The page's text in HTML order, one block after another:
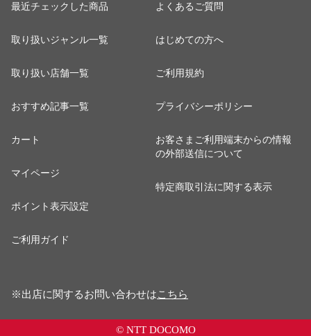
最近チェックした商品
取り扱いジャンル一覧
取り扱い店舗一覧
おすすめ記事一覧
カート
マイページ
ポイント表示設定
ご利用ガイド
よくあるご質問
はじめての方へ
ご利用規約
プライバシーポリシー
お客さまご利用端末からの情報
の外部送信について
特定商取引法に関する表示
※出店に関するお問い合わせはこちら
© NTT DOCOMO